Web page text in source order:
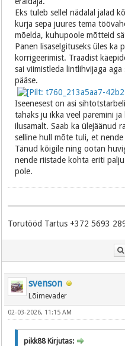
Eks tuleb sellel nädalal jalad
kurja sepa juures tema
mõelda, kuhupoole mõtteid
Panen lisaselgituseks üles ka
korrigeerimist. Traadist
sai viimistleda lintlihvijaga aga
pääse.
Iseenesest on asi
tahaks ju ikka veel paremini
ilusamalt. Saab ka ülejäänud
selline hull mõte tuli, et
Tänud kõigile ning ootan
nende riistade kohta eriti
pole.
Torutööd Tartus +372 5693
svenson
Lõimevader
02-03-2026, 11:15 AM
pikk88 Kirjutas: